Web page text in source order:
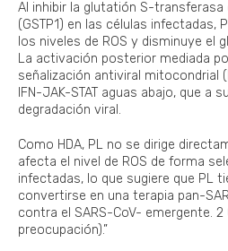
Al inhibir la glutatión S-transferasa
(GSTP1) en las células infectadas,
los niveles de ROS y disminuye el
La activación posterior mediada
señalización antiviral mitocondrial
IFN-JAK-STAT aguas abajo, que a
degradación viral.
Como HDA, PL no se dirige
afecta el nivel de ROS de forma
infectadas, lo que sugiere que PL
convertirse en una terapia pan-
contra el SARS-CoV- emergente. 2
preocupación).”